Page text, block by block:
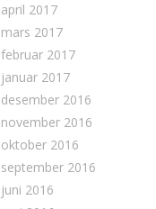
april 2017
mars 2017
februar 2017
januar 2017
desember 2016
november 2016
oktober 2016
september 2016
juni 2016